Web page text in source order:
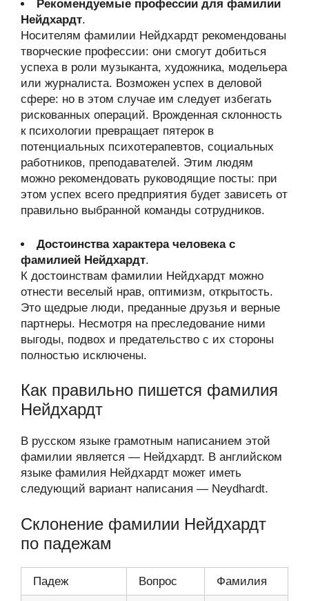
Рекомендуемые профессии для фамилии
Нейдхардт.
Носителям фамилии Нейдхардт рекомендованы
творческие профессии: они смогут добиться
успеха в роли музыканта, художника, модельера
или журналиста. Возможен успех в деловой
сфере: но в этом случае им следует избегать
рискованных операций. Врожденная склонность
к психологии превращает пятерок в
потенциальных психотерапевтов, социальных
работников, преподавателей. Этим людям
можно рекомендовать руководящие посты: при
этом успех всего предприятия будет зависеть от
правильно выбранной команды сотрудников.
Достоинства характера человека с
фамилией Нейдхардт.
К достоинствам фамилии Нейдхардт можно
отнести веселый нрав, оптимизм, открытость.
Это щедрые люди, преданные друзья и верные
партнеры. Несмотря на преследование ними
выгоды, подвох и предательство с их стороны
полностью исключены.
Как правильно пишется фамилия
Нейдхардт
В русском языке грамотным написанием этой
фамилии является — Нейдхардт. В английском
языке фамилия Нейдхардт может иметь
следующий вариант написания — Neydhardt.
Склонение фамилии Нейдхардт
по падежам
Падеж Вопрос Фамилия